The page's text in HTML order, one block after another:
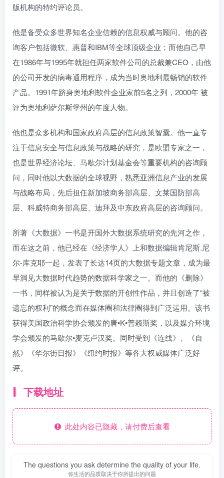
版机构的特约评论员。
他是备受众多世界知名企业信赖的信息权威与顾问。他的咨
询客户包括微软、惠普和IBM等全球顶级企业；而他自己早
在1986年与1995年就担任两家软件公司的总裁兼CEO，由他
的公司开发的病毒通用程序，成为当时奥地利最畅销的软件
产品。1991年跻身奥地利软件企业家前5名之列，2000年 被
评为奥地利萨尔斯堡州的年度人物。
他也是众多机构和国家政府高层的信息政策智囊。他一直专
注于信息安全与信息政策与战略的研究，是欧盟专家之一，
也是世界经济论坛、马歇尔计划基金会等重要机构的咨询顾
问，同时他以大数据的全球视野，熟悉亚洲信息产业的发展
与战略布局，先后担任新加坡商务部高层、文莱国防部高
层、科威特商务部高层、迪拜及中东政府高层的咨询顾问。
所著《大数据》一书是开国外大数据系统研究的先河之作，
而在这之前，他已经在《经济学人》上和数据编辑肯尼斯.尼
尔-库克耶一起，发表了长达14页的大数据专题文章，成为最
早洞见大数据时代趋势的数据科学家之一。而他的《删除》
一书，同样被认为是关于数据的开创性作品，并且创造了“被
遗忘的权利”的概念而在媒体圈和法律圈得到广泛运用。该书
获得美国政治科学协会颁发的唐•K•普赖斯奖，以及媒介环境
学会颁发的马歇尔•麦克卢汉奖。同时受到《连线》、《自
然》《华尔街日报》《纽约时报》等各大权威媒体广泛好
评。
下载地址
此处内容已隐藏，请付费后查看
The questions you ask determine the quality of your life.
你生活的品质取决于你所提出的问题